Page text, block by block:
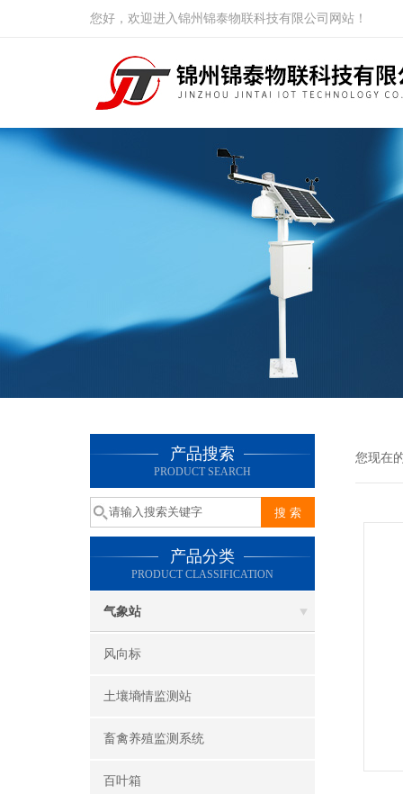
您好，欢迎进入锦州锦泰物联科技有限公司网站！
产品搜索
PRODUCT SEARCH
产品分类
PRODUCT CLASSIFICATION
气象站
风向标
土壤墒情监测站
畜禽养殖监测系统
百叶箱
您现在